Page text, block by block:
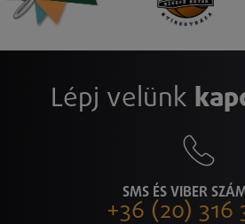
Lépj velünk
SMS ÉS VIBER
+36 (20) 316